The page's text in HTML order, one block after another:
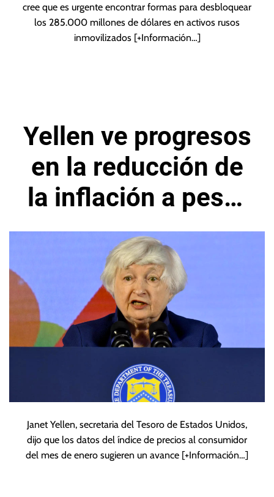
cree que es urgente encontrar formas para desbloquear
los 285.000 millones de dólares en activos rusos
inmovilizados [+Información…]
Yellen ve progresos
en la reducción de
la inflación a pesar
de aumento del IPC
Janet Yellen, secretaria del Tesoro de Estados Unidos,
dijo que los datos del índice de precios al consumidor
del mes de enero sugieren un avance [+Información…]